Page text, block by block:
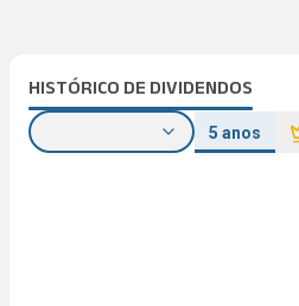
HISTÓRICO DE DIVIDENDOS
5 anos